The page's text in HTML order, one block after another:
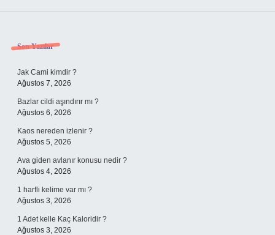
Sidebar
Son Yazılar
Jak Cami kimdir ?
Ağustos 7, 2026
Bazlar cildi aşındırır mı ?
Ağustos 6, 2026
Kaos nereden izlenir ?
Ağustos 5, 2026
Ava giden avlanır konusu nedir ?
Ağustos 4, 2026
1 harfli kelime var mı ?
Ağustos 3, 2026
1 Adet kelle Kaç Kaloridir ?
Ağustos 3, 2026